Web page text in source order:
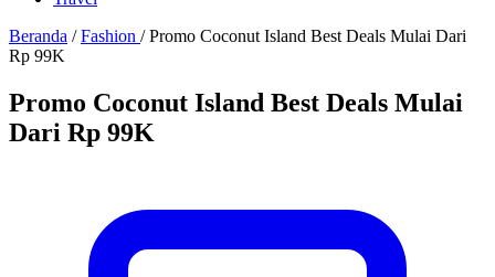
Beranda / Fashion / Promo Coconut Island Best Deals Mulai Dari
Rp 99K
Promo Coconut Island Best Deals Mulai
Dari Rp 99K